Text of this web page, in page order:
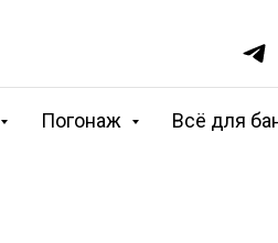
Погонаж Всё для